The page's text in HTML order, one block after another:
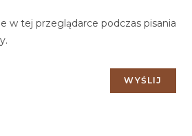
w tej przeglądarce podczas pisania